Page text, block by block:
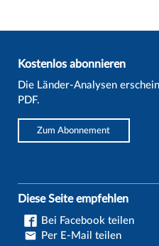
Kostenlos abonnieren
Die Länder-Analysen
PDF.
Zum Abonnement
Diese Seite empfehlen
Bei Facebook teilen
Per E-Mail teilen